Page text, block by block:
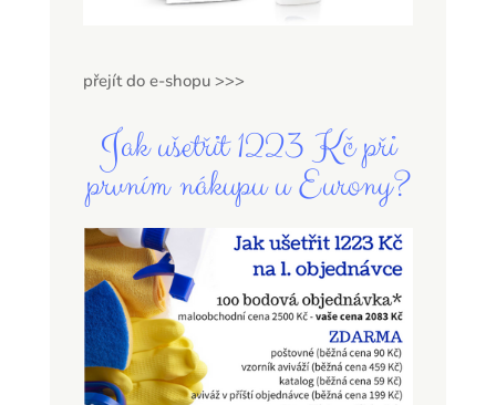
přejít do e-shopu >>>
Jak ušetřit 1223 Kč při
prvním nákupu u Eurony?